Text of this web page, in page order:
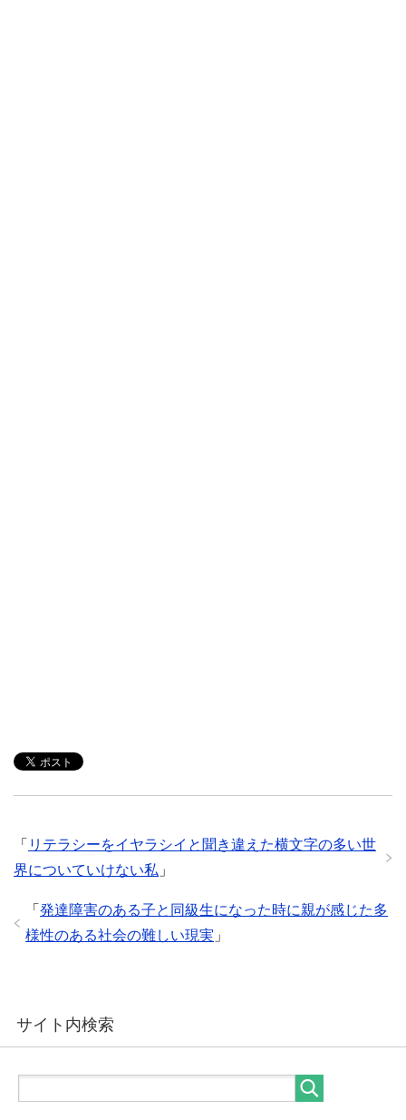
「 リテラシーをイヤラシイと聞き違えた横文字の多い世
界についていけない私 」
「 発達障害のある子と同級生になった時に親が感じた多
様性のある社会の難しい現実 」
サイト内検索